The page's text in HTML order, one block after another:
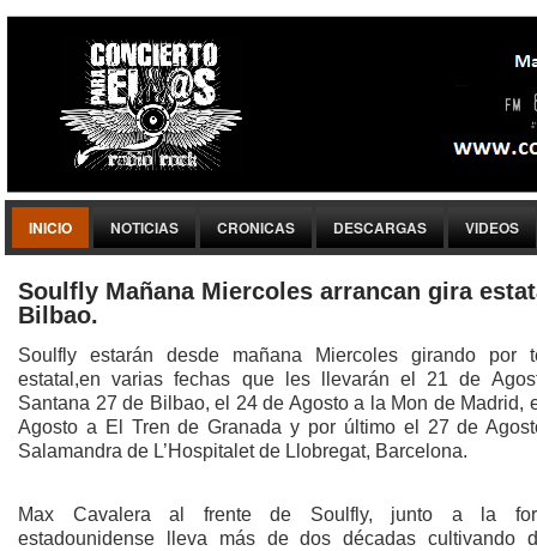
INICIO NOTICIAS CRONICAS DESCARGAS VIDEOS
Soulfly Mañana Miercoles arrancan gira
Bilbao.
Soulfly estarán desde mañana Miercoles girando por
estatal,en varias fechas que les llevarán el 21 de
Santana 27 de Bilbao, el 24 de Agosto a la Mon de Madrid,
Agosto a El Tren de Granada y por último el 27 de
Salamandra de L’Hospitalet de Llobregat, Barcelona.
Max Cavalera al frente de Soulfly, junto a la
estadounidense lleva más de dos décadas cultivando